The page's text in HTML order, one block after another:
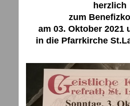
herzlich
zum
am 03. Oktober 2021
in die Pfarrkirche